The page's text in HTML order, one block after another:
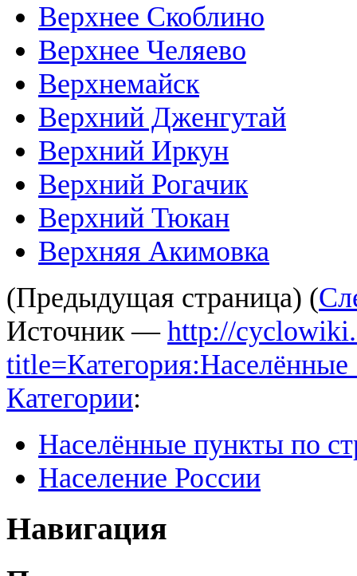
Верхнее Скоблино
Верхнее Челяево
Верхнемайск
Верхний Дженгутай
Верхний Иркун
Верхний Рогачик
Верхний Тюкан
Верхняя Акимовка
(Предыдущая страница) (
Источник — http://
Категории:
Населённые пункты по
Население России
Навигация